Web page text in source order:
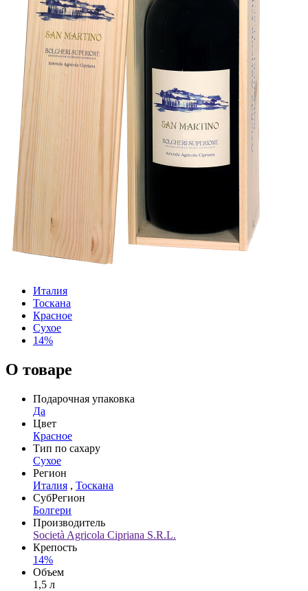
Италия
Тоскана
Красное
Сухое
14%
О товаре
Подарочная упаковка
Да
Цвет
Красное
Тип по сахару
Сухое
Регион
Италия , Тоскана
СубРегион
Болгери
Производитель
Società Agricola Cipriana S.R.L.
Крепость
14%
Объем
1,5 л